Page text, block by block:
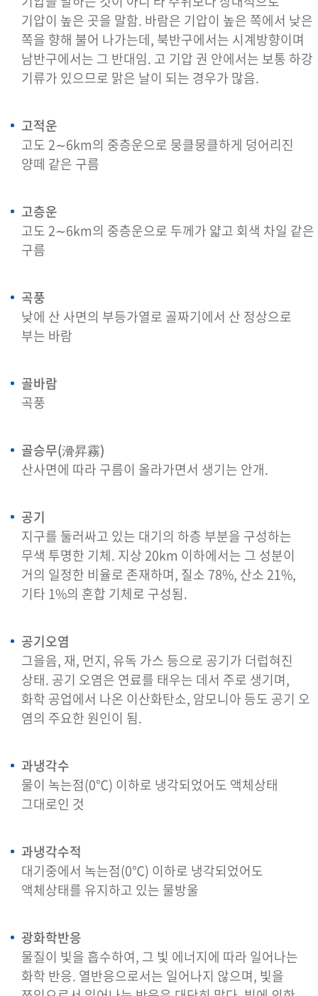
기압이 높은 곳을 말함. 바람은 기압이 높은 쪽에서 낮은
쪽을 향해 불어 나가는데, 북반구에서는 시계방향이며
남반구에서는 그 반대임. 고 기압 권 안에서는 보통 하강
기류가 있으므로 맑은 날이 되는 경우가 많음.
고적운
고도 2∼6km의 중층운으로 뭉클뭉클하게 덩어리진
양떼 같은 구름
고층운
고도 2∼6km의 중층운으로 두께가 얇고 회색 차일 같은
구름
곡풍
낮에 산 사면의 부등가열로 골짜기에서 산 정상으로
부는 바람
골바람
곡풍
골승무(滑昇霧)
산사면에 따라 구름이 올라가면서 생기는 안개.
공기
지구를 둘러싸고 있는 대기의 하층 부분을 구성하는
무색 투명한 기체. 지상 20km 이하에서는 그 성분이
거의 일정한 비율로 존재하며, 질소 78%, 산소 21%,
기타 1%의 혼합 기체로 구성됨.
공기오염
그을음, 재, 먼지, 유독 가스 등으로 공기가 더럽혀진
상태. 공기 오염은 연료를 태우는 데서 주로 생기며,
화학 공업에서 나온 이산화탄소, 암모니아 등도 공기 오
염의 주요한 원인이 됨.
과냉각수
물이 녹는점(0℃) 이하로 냉각되었어도 액체상태
그대로인 것
과냉각수적
대기중에서 녹는점(0℃) 이하로 냉각되었어도
액체상태를 유지하고 있는 물방울
광화학반응
물질이 빛을 흡수하여, 그 빛 에너지에 따라 일어나는
화학 반응. 열반응으로서는 일어나지 않으며, 빛을